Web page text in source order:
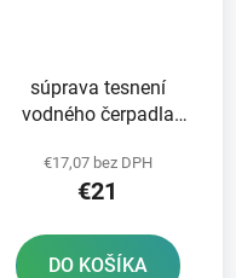
súprava tesnení
vodného čerpadla
€17,07 bez DPH
€21
DO KOŠÍKA